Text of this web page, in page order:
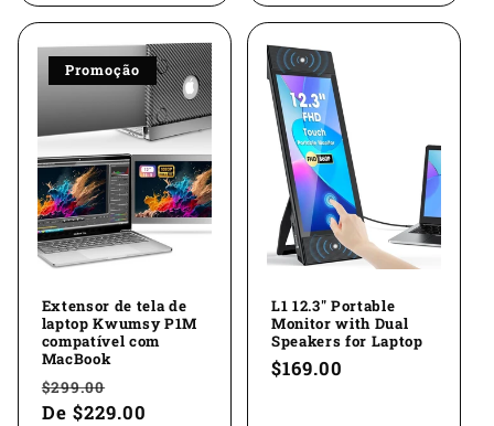
Promoção
Extensor de tela de
laptop Kwumsy P1M
compatível com
MacBook
Preço
normal
$299.00
promocional
De $229.00
L1 12.3" Portable
Monitor with Dual
Speakers for Laptop
Preço
$169.00